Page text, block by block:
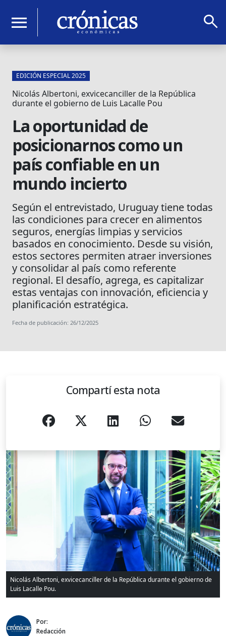
menu search
EDICIÓN ESPECIAL 2025
Nicolás Albertoni, exvicecanciller de la República
durante el gobierno de Luis Lacalle Pou
La oportunidad de
posicionarnos como un
país confiable en un
mundo incierto
Según el entrevistado, Uruguay tiene todas
las condiciones para crecer en alimentos
seguros, energías limpias y servicios
basados en conocimiento. Desde su visión,
estos sectores permiten atraer inversiones
y consolidar al país como referente
regional. El desafío, agrega, es capitalizar
estas ventajas con innovación, eficiencia y
planificación estratégica.
Fecha de publicación: 26/12/2025
Compartí esta nota
Nicolás Albertoni, exvicecanciller de la República durante el gobierno de
Luis Lacalle Pou.
Por:
Redacción